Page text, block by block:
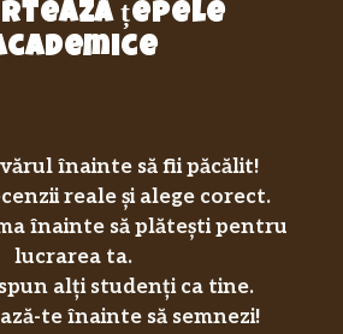
țepele
înainte să fii păcălit!
reale și alege corect.
înainte să plătești pentru
lucrarea ta.
alți studenți ca tine.
te înainte să semnezi!